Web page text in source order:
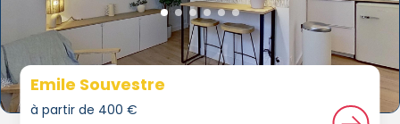
Emile Souvestre
à partir de 400 €